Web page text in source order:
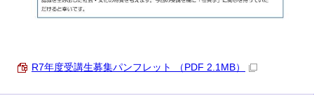
R7年度受講生募集パンフレット （PDF 2.1MB）